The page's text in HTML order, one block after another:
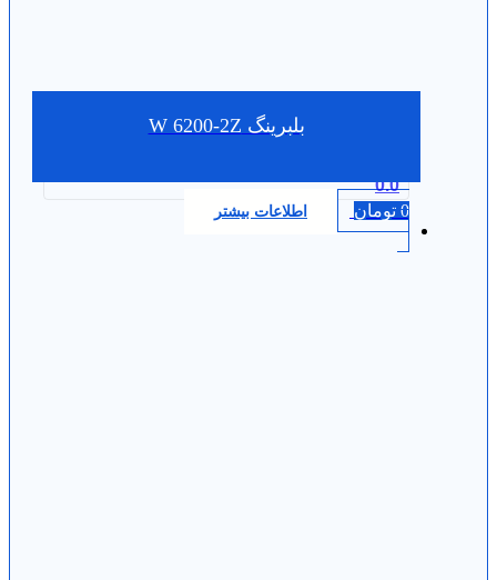
بلبرینگ W 6200-2Z
0.0
0 تومان اطلاعات بیشتر